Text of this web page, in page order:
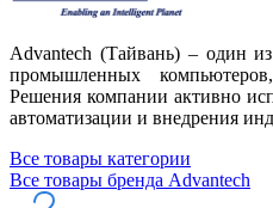
Advantech (Тайвань) – один
промышленных
Решения компании активно
автоматизации и внедрения
Все товары категории
Все товары бренда Advantech